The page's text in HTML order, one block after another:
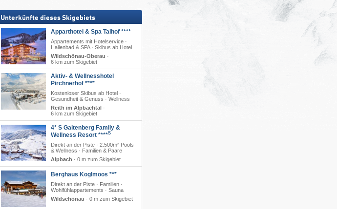
Unterkünfte dieses Skigebiets
Apparthotel & Spa Talhof ****
Appartements mit Hotelservice ·
Hallenbad & SPA · Skibus ab Hotel
Wildschönau-Oberau ·
6 km zum Skigebiet
Aktiv- & Wellnesshotel
Pirchnerhof ****
Kostenloser Skibus ab Hotel ·
Gesundheit & Genuss · Wellness
Reith im Alpbachtal·
6 km zum Skigebiet
4* S Galtenberg Family &
Wellness Resort ****S
Direkt an der Piste · 2.500m² Pools
& Wellness · Familien & Paare
Alpbach · 0 m zum Skigebiet
Berghaus Koglmoos ***
Direkt an der Piste · Familien ·
Wohlfühlappartements · Sauna
Wildschönau · 0 m zum Skigebiet